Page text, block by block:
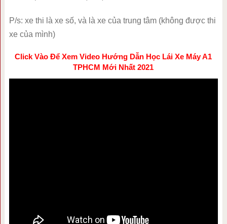
P/s: xe thi là xe số, và là xe của trung tâm (không được thi
xe của mình)
Click Vào Để Xem Video Hướng Dẫn Học Lái Xe Máy A1
TPHCM Mới Nhất 2021